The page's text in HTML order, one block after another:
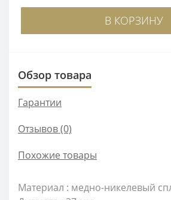
В КОРЗИНУ
Обзор товара
Гарантии
Отзывов (0)
Похожие товары
Материал : медно-никелевый